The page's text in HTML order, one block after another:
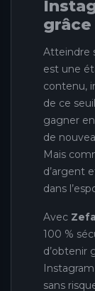
grâce
Atteindre
est une
contenu,
de ce
gagner
de
Mais
d’argent
dans
Avec
100 %
d’obtenir
sans